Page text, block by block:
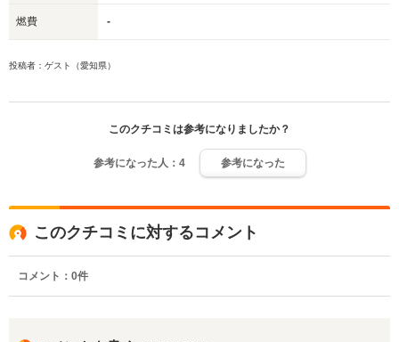
燃費 -
投稿者：ゲスト（愛知県）
このクチコミは参考になりましたか？
参考になった人： 4 参考になった
このクチコミに対するコメント
コメント： 0件